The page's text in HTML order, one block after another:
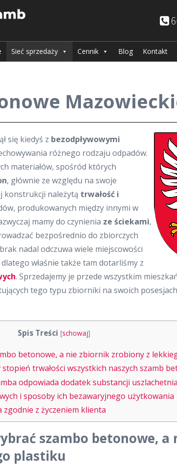
Sieć sprzedaży Cennik Blog Kontakt
się kiedyś z bezodpływowymi
różnego rodzaju odpadów.
materiałów, spośród których
, głównie ze względu na swoje
konstrukcji należytą trwałość i
produkowanych między innymi w
mamy do czynienia ze ściekami,
bezpośrednio do zbiorczych
nadal odczuwa wiele miejscowości
właśnie także tam dotarliśmy z
. Sprzedajemy je przede wszystkim
tego typu zbiorniki na swoich
Spis Treści [schowaj]
betonowe, a nie zbiornik zrobiony z
trwałości wszystkich naszych szamb
odpowiada dodatek substancji
i sposoby ich bezawaryjnego użytkowania
z życzeniem klienta
szambo betonowe, a
plastiku